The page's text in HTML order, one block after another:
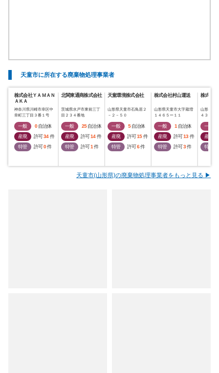
天童市に所在する廃棄物処理事業者
株式会社ＹＡＭＡＮ
ＡＫＡ
神奈川県川崎市幸区中
幸町三丁目３番１号
一般 0 自治体
産廃
許可34 件
特管
許可0件
北関東通商株式会社
茨城県水戸市東前三丁
目２３４番地
一般 25 自治体
産廃
許可14 件
特管
許可1 件
天童環境株式会社
山形県天童市石鳥居２
－２－５０
一般 5 自治体
産廃
許可15 件
特管
許可6件
株式会社村山運送
山形県天童市大字蔵増
１４６５ー１１
一般 1 自治体
産廃
許可13 件
特管
許可3件
株式会
山形県天
４３６番
一般
産廃
特管
天童市(山形県)の廃棄物処理事業者をもっと見る ▶